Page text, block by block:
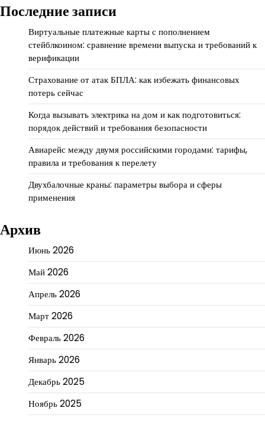
Последние записи
Виртуальные платежные карты с пополнением
стейблкоином: сравнение времени выпуска и требований к
верификации
Страхование от атак БПЛА: как избежать финансовых
потерь сейчас
Когда вызывать электрика на дом и как подготовиться:
порядок действий и требования безопасности
Авиарейс между двумя российскими городами: тарифы,
правила и требования к перелету
Двухбалочные краны: параметры выбора и сферы
применения
Архив
Июнь 2026
Май 2026
Апрель 2026
Март 2026
Февраль 2026
Январь 2026
Декабрь 2025
Ноябрь 2025